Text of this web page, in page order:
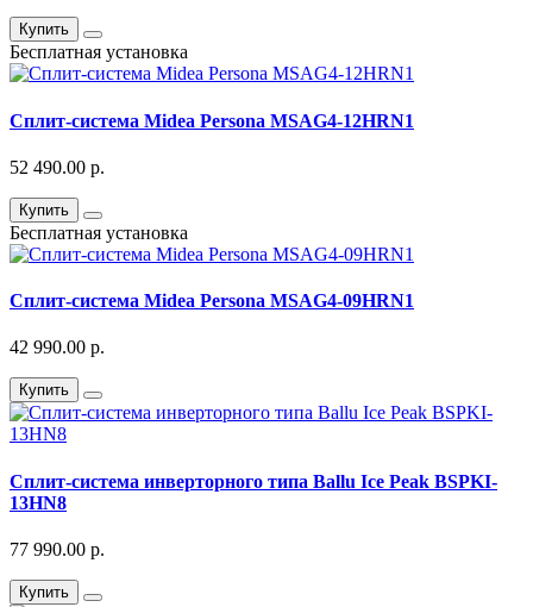
Купить
Бесплатная установка
Сплит-система Midea Persona MSAG4-12HRN1
52 490.00 р.
Купить
Бесплатная установка
Сплит-система Midea Persona MSAG4-09HRN1
42 990.00 р.
Купить
Сплит-система инверторного типа Ballu Ice Peak BSPKI-
13HN8
77 990.00 р.
Купить